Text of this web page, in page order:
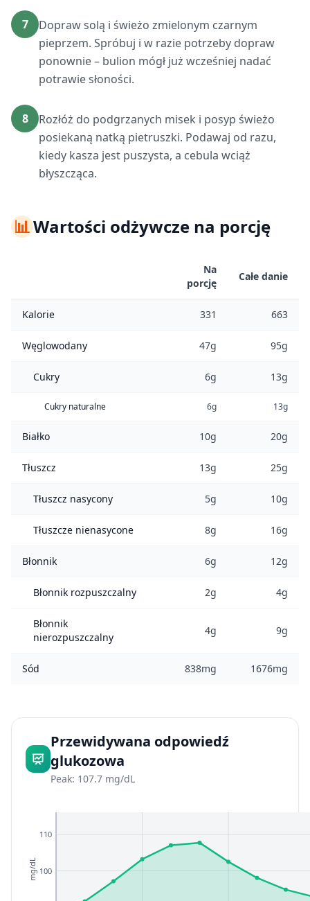
7
Dopraw solą i świeżo zmielonym czarnym
pieprzem. Spróbuj i w razie potrzeby dopraw
ponownie – bulion mógł już wcześniej nadać
potrawie słoności.
8
Rozłóż do podgrzanych misek i posyp świeżo
posiekaną natką pietruszki. Podawaj od razu,
kiedy kasza jest puszysta, a cebula wciąż
błyszcząca.
📊Wartości odżywcze na porcję
Na
porcję
Całe danie
Kalorie 331 663
Węglowodany 47g 95g
Cukry 6g 13g
Cukry naturalne 6g 13g
Białko 10g 20g
Tłuszcz 13g 25g
Tłuszcz nasycony 5g 10g
Tłuszcze nienasycone 8g 16g
Błonnik 6g 12g
Błonnik rozpuszczalny 2g 4g
Błonnik
nierozpuszczalny
4g 9g
Sód 838mg 1676mg
Przewidywana odpowiedź
glukozowa
Peak: 107.7 mg/dL
100
110
mg/dL